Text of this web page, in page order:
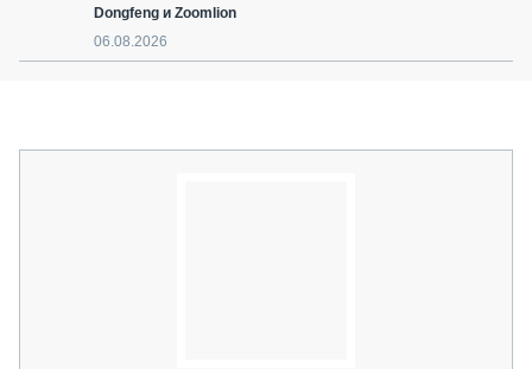
Dongfeng и Zoomlion
06.08.2026